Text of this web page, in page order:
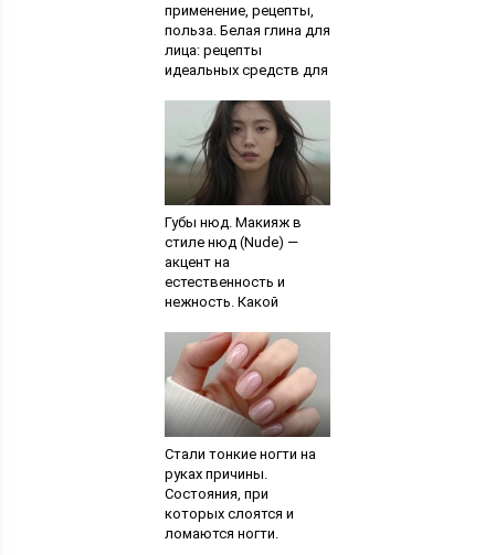
применение, рецепты,
польза. Белая глина для
лица: рецепты
идеальных средств для
Губы нюд. Макияж в
стиле нюд (Nude) —
акцент на
естественность и
нежность. Какой
помада для макияжа
Стали тонкие ногти на
руках причины.
Состояния, при
которых слоятся и
ломаются ногти.